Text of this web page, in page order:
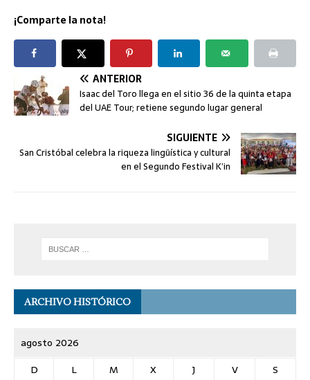
¡Comparte la nota!
ANTERIOR
Isaac del Toro llega en el sitio 36 de la quinta etapa
del UAE Tour; retiene segundo lugar general
SIGUIENTE
San Cristóbal celebra la riqueza lingüística y cultural
en el Segundo Festival K’in
ARCHIVO HISTÓRICO
agosto 2026
D
L M X J V
S